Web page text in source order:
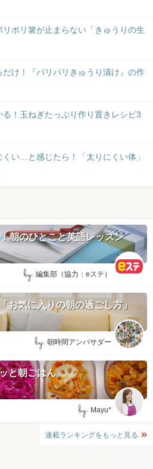
ポリ箸が止まらない「きゅうりの生
け！『パリパリきゅうり漬け』の作
！玉ねぎたっぷり作り置きレシピ3
い…と感じたら！「太りにくい体」
朝のひとこと英語レッスン
by: 編集部（協力：eステ）
お気に入りの朝の過ごし方」
by: 朝時間アンバサダー
と朝ごはん
by: Mayu*
連載ランキングをもっと見る